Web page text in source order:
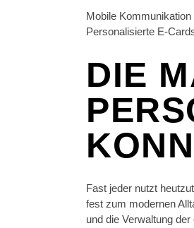
Mobile
Personalisierte E-
DIE
Fast jeder nutzt
fest zum modernen
und die Verwaltung